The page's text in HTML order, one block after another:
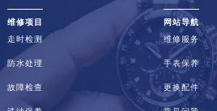
维修项目
走时检测
防水处理
故障检查
网站导航
维修服务
手表保养
更换配件